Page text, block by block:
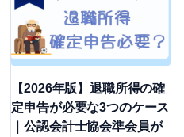
【2026年版】退職所得の確
定申告が必要な3つのケース
｜公認会計士協会準会員が